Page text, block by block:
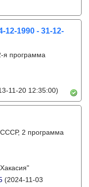
12-1990 - 31-12-
я программа
11-20 12:35:00)
2 программа
(2024-11-03